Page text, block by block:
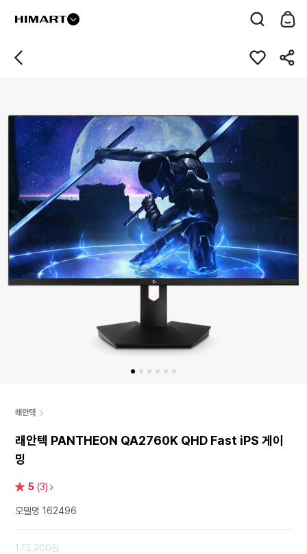
래안텍
래안텍 PANTHEON QA2760K QHD Fast iPS 게이
밍
별 5 (3)
모델명 162496
173,200원